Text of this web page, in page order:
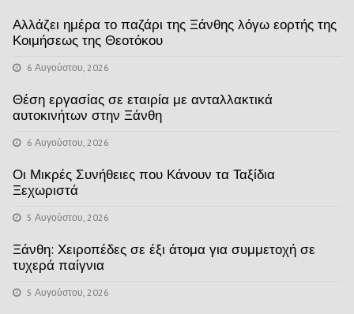
Αλλάζει ημέρα το παζάρι της Ξάνθης λόγω εορτής της
Κοιμήσεως της Θεοτόκου
6 Αυγούστου, 2026
Θέση εργασίας σε εταιρία με ανταλλακτικά
αυτοκινήτων στην Ξάνθη
6 Αυγούστου, 2026
Οι Μικρές Συνήθειες που Κάνουν τα Ταξίδια
Ξεχωριστά
5 Αυγούστου, 2026
Ξάνθη: Χειροπέδες σε έξι άτομα για συμμετοχή σε
τυχερά παίγνια
5 Αυγούστου, 2026